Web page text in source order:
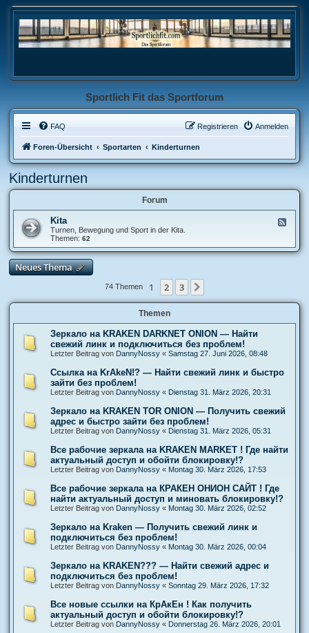
Sportlich Fit das Sportforum
FAQ Anmelden
Registrieren
Foren-Übersicht Sportarten Kinderturnen
Kinderturnen
Forum
d
-
Kita
Turnen, Bewegung und Sport in der Kita.
Themen: 62
Neues Thema
74 Themen 1 2 3
Themen
Зеркало на KRAKEN DARKNET ONION — Найти
свежий линк и подключиться без проблем!
Letzter Beitrag von DannyNossy « Samstag 27. Juni 2026, 08:48
Ссылка на KrAkeN!? — Найти свежий линк и быстро
зайти без проблем!
Letzter Beitrag von DannyNossy « Dienstag 31. März 2026, 20:31
Зеркало на KRAKEN TOR ONION — Получить свежий
адрес и быстро зайти без проблем!
Letzter Beitrag von DannyNossy « Dienstag 31. März 2026, 05:31
Все рабочие зеркала на KRAKEN MARKET ! Где найти
актуальный доступ и обойти блокировку!?
Letzter Beitrag von DannyNossy « Montag 30. März 2026, 17:53
Все рабочие зеркала на КРАКЕН ОНИОН САЙТ ! Где
найти актуальный доступ и миновать блокировку!?
Letzter Beitrag von DannyNossy « Montag 30. März 2026, 02:52
Зеркало на Kraken — Получить свежий линк и
подключиться без проблем!
Letzter Beitrag von DannyNossy « Montag 30. März 2026, 00:04
Зеркало на KRAKEN??? — Найти свежий адрес и
подключиться без проблем!
Letzter Beitrag von DannyNossy « Sonntag 29. März 2026, 17:32
Все новые ссылки на КрАкЕн ! Как получить
актуальный доступ и обойти блокировку!?
Letzter Beitrag von DannyNossy « Donnerstag 26. März 2026, 20:01